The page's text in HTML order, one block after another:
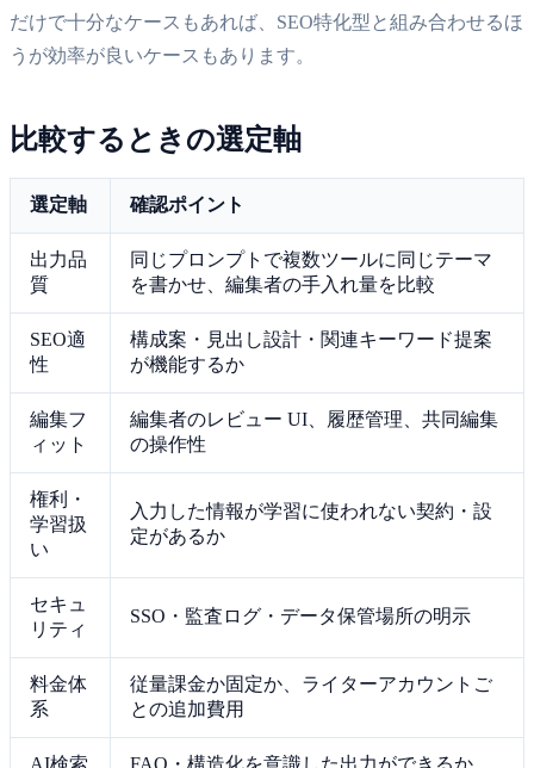
だけで十分なケースもあれば、SEO特化型と組み合わせるほ
うが効率が良いケースもあります。
比較するときの選定軸
選定軸 確認ポイント
出力品
質
同じプロンプトで複数ツールに同じテーマ
を書かせ、編集者の手入れ量を比較
SEO適
性
構成案・見出し設計・関連キーワード提案
が機能するか
編集フ
ィット
編集者のレビュー UI、履歴管理、共同編集
の操作性
権利・
学習扱
い
入力した情報が学習に使われない契約・設
定があるか
セキュ
リティ
SSO・監査ログ・データ保管場所の明示
料金体
系
従量課金か固定か、ライターアカウントご
との追加費用
AI検索 FAQ・構造化を意識した出力ができるか、